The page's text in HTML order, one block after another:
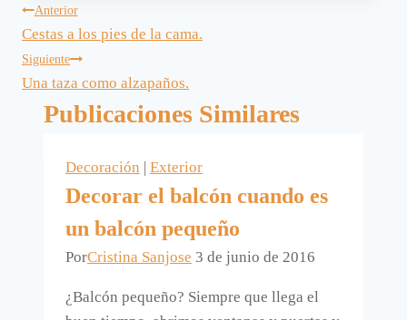
Navegación
de
entradas
Anterior
Cestas a los pies de la cama.
Siguiente
Una taza como alzapaños.
Publicaciones Similares
Decoración Exterior
Decorar el balcón cuando es
un balcón pequeño
PorCristina Sanjose 3 de junio de 2016
¿Balcón pequeño? Siempre que llega el